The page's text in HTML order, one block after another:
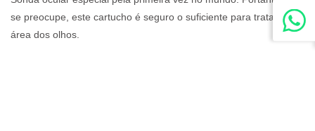
se preocupe, este cartucho é seguro o suficiente para tratar a
área dos olhos.